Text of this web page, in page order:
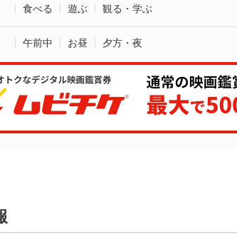
食べる 遊ぶ 観る・学ぶ
午前中 お昼 夕方・夜